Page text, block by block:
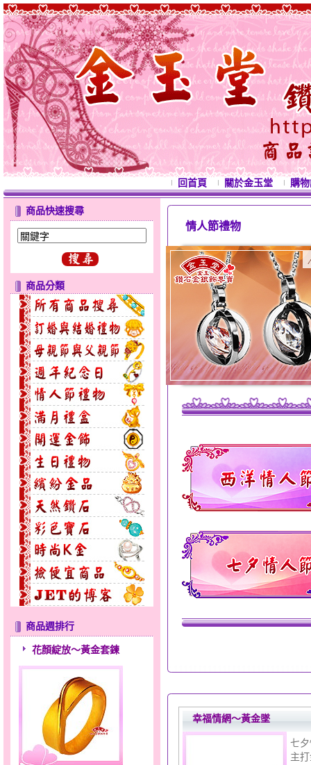
回首頁 關於金玉堂 購
商品快速搜尋
商品分類
商品週排行
花顏綻放～黃金套鍊
情人節禮物
幸福情網～黃金墜
七
主